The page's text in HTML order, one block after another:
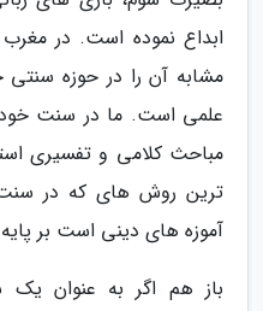
ابداع نموده است. در
مشابه آن را در حوزه
علمی است. ما در سنت
مباحث کلامی و تفسیری
ترین روش های که در سنت
آموزه های دینی است بر
باز هم اگر به عنوان یک